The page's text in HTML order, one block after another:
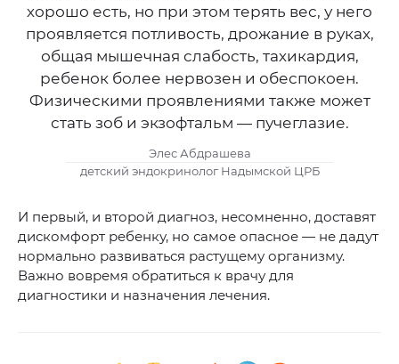
хорошо есть, но при этом терять вес, у него
проявляется потливость, дрожание в руках,
общая мышечная слабость, тахикардия,
ребенок более нервозен и обеспокоен.
Физическими проявлениями также может
стать зоб и экзофтальм — пучеглазие.
Элес Абдрашева
детский эндокринолог Надымской ЦРБ
И первый, и второй диагноз, несомненно, доставят
дискомфорт ребенку, но самое опасное — не дадут
нормально развиваться растущему организму.
Важно вовремя обратиться к врачу для
диагностики и назначения лечения.